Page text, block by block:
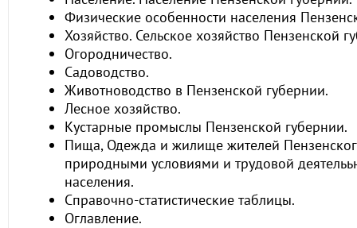
Физические особенности населения
Хозяйство. Сельское хозяйство Пензенской
Огородничество.
Садоводство.
Животноводство в Пензенской губернии.
Лесное хозяйство.
Кустарные промыслы Пензенской губернии.
Пища, Одежда и жилище жителей
природными условиями и трудовой
населения.
Справочно-статистические таблицы.
Оглавление.